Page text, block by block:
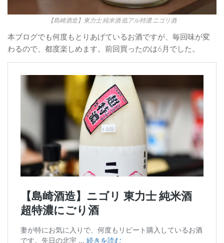
【島崎酒造】東力士 純米酒 低アル特濃 ニゴリ酒
本ブログでも何度もとりあげているお酒ですが、毎回味が変
わるので、都度楽しめます。前回買ったのは6月でした。